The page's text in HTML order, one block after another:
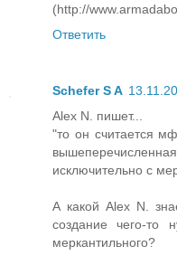
(http://
Ответить
Schefer S A
Alex N. пишет...
"то он считается
исключительно с
А какой Alex N.
создание чего-то
меркантильного?